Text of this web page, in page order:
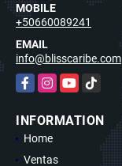
MOBILE
+50660089241
EMAIL
info@blisscaribe.com
FacebookInstagram
YouTubeTikTok
INFORMATION
Home
Ventas